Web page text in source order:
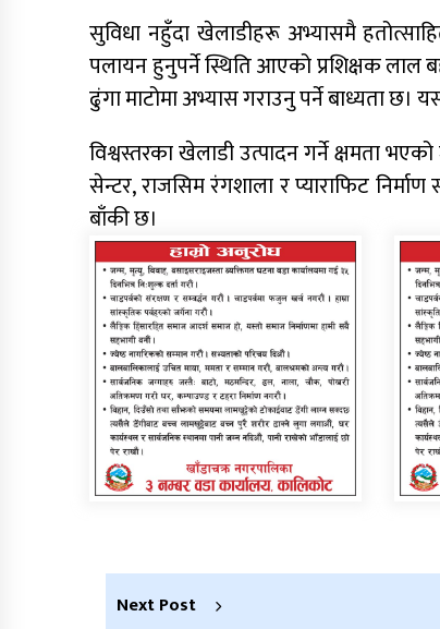
सुविधा नहुँदा खेलाडीहरू अभ्यासमै
पलायन हुनुपर्ने स्थिति आएको प्रशिक्षक लाल
ढुंगा माटोमा अभ्यास गराउनु पर्ने बाध्यता छ।
विश्वस्तरका खेलाडी उत्पादन गर्ने क्षमता
सेन्टर, राजसिम रंगशाला र प्याराफिट
बाँकी छ।
Next Post